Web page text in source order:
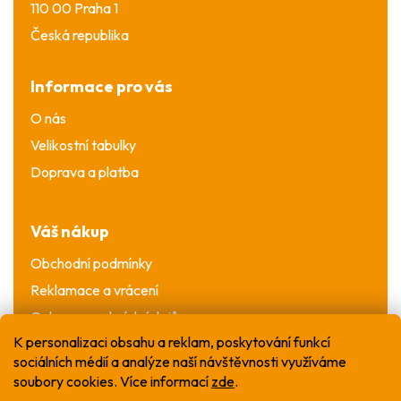
K personalizaci obsahu a reklam, poskytování funkcí
sociálních médií a analýze naší návštěvnosti využíváme
soubory cookies. Více informací zde.
110 00 Praha 1
Česká republika
Informace pro vás
O nás
Velikostní tabulky
Doprava a platba
Váš nákup
Obchodní podmínky
Reklamace a vrácení
Ochrana osobních údajů